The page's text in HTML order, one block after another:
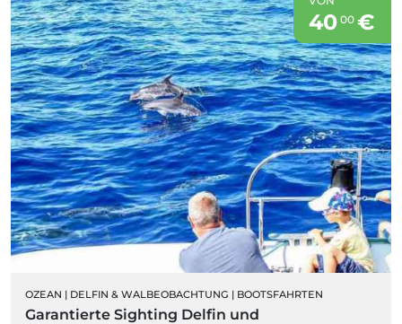
40 00€
OZEAN | DELFIN & WALBEOBACHTUNG | BOOTSFAHRTEN
Garantierte Sighting Delfin und